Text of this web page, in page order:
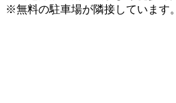
※無料の駐車場が隣接しています。